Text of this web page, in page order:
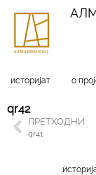
историјат о
qr42
ПРЕТХОДНИ
qr41